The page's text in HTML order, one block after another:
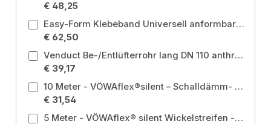
€ 48,25
Easy-Form Klebeband Universell anformbares Klebeband, Breite 90mm, 5m Rolle
€ 62,50
Venduct Be-/Entlüfterrohr lang DN 110 anthrazit, zum Anschluss an DN 110 Farbe: Anthrazit (Klöber Standardfarbe)
€ 39,17
10 Meter - VÖWAflex®silent – Schalldämm- u. Schutzschlauch aus Polyestervlies DN100 mm, Stärke 9 mm Größe: DN100 mm
€ 31,54
5 Meter - VÖWAflex® silent Wickelstreifen - Stärke 6 mm, mit Folie Ausführung: mit Folie